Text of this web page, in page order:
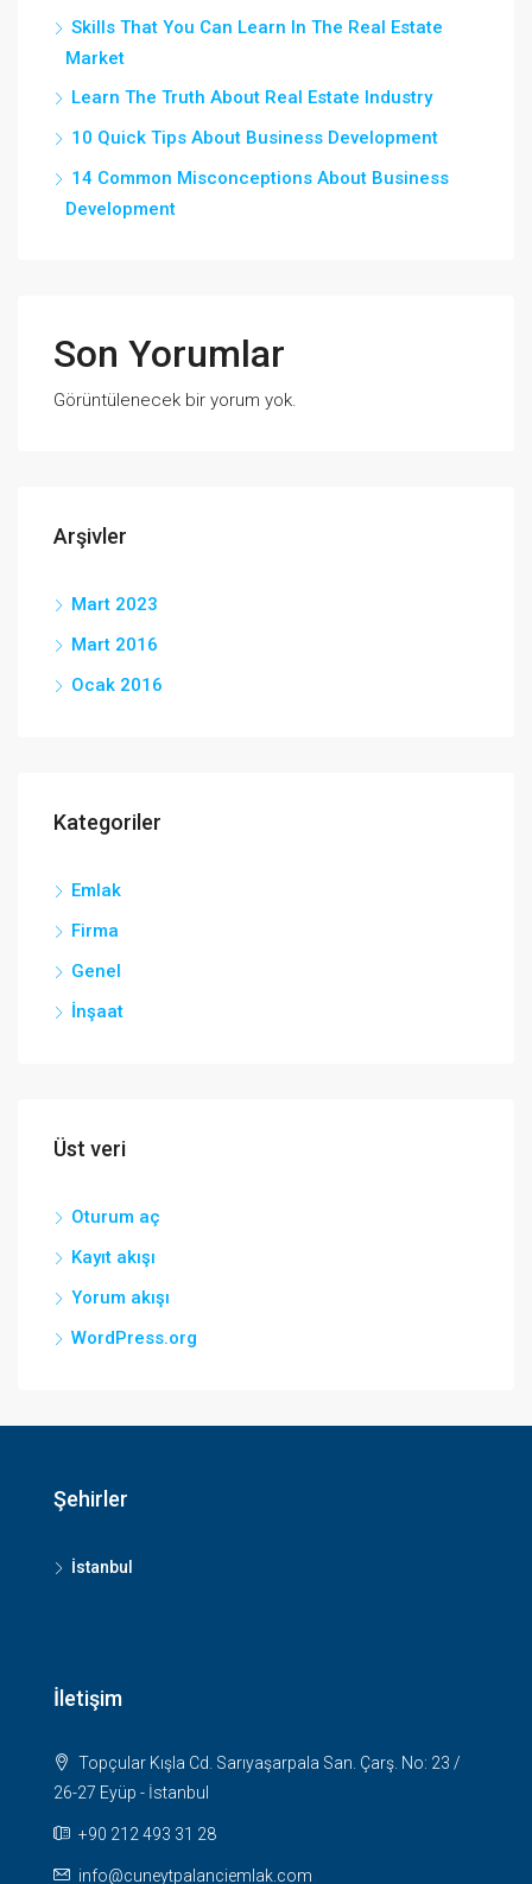
Skills That You Can Learn In The Real Estate
Market
Learn The Truth About Real Estate Industry
10 Quick Tips About Business Development
14 Common Misconceptions About Business
Development
Son Yorumlar
Görüntülenecek bir yorum yok.
Arşivler
Mart 2023
Mart 2016
Ocak 2016
Kategoriler
Emlak
Firma
Genel
İnşaat
Üst veri
Oturum aç
Kayıt akışı
Yorum akışı
WordPress.org
Şehirler
İstanbul
İletişim
Topçular Kışla Cd. Sarıyaşarpala San. Çarş. No: 23 /
26-27 Eyüp - İstanbul
+90 212 493 31 28
info@cuneytpalanciemlak.com